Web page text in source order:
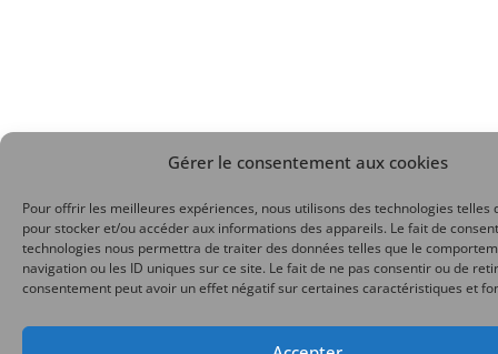
Gérer le consentement aux cookies
Pour offrir les meilleures expériences, nous utilisons des technologies telles
pour stocker et/ou accéder aux informations des appareils. Le fait de
technologies nous permettra de traiter des données telles que le
navigation ou les ID uniques sur ce site. Le fait de ne pas consentir ou de
consentement peut avoir un effet négatif sur certaines caractéristiques et